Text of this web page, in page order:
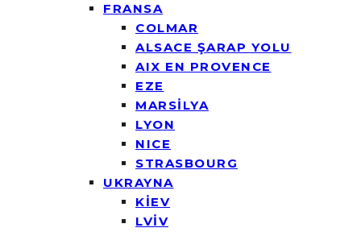
FRANSA
COLMAR
ALSACE ŞARAP YOLU
AIX EN PROVENCE
EZE
MARSİLYA
LYON
NICE
STRASBOURG
UKRAYNA
KİEV
LVİV